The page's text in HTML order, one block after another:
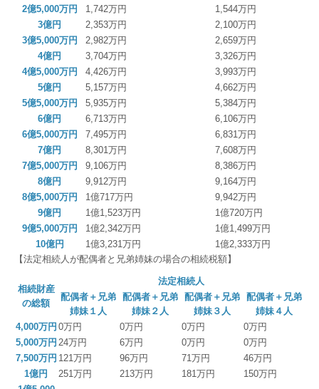
2億5,000万円
1,742万円
1,544万円
3億円
2,353万円
2,100万円
3億5,000万円
2,982万円
2,659万円
4億円
3,704万円
3,326万円
4億5,000万円
4,426万円
3,993万円
5億円
5,157万円
4,662万円
5億5,000万円
5,935万円
5,384万円
6億円
6,713万円
6,106万円
6億5,000万円
7,495万円
6,831万円
7億円
8,301万円
7,608万円
7億5,000万円
9,106万円
8,386万円
8億円
9,912万円
9,164万円
8億5,000万円
1億717万円
9,942万円
9億円
1億1,523万円
1億720万円
9億5,000万円
1億2,342万円
1億1,499万円
10億円
1億3,231万円
1億2,333万円
【法定相続人が配偶者と兄弟姉妹の場合の相続税額】
相続財産
の総額
法定相続人
配偶者＋兄弟
姉妹１人
配偶者＋兄弟
姉妹２人
配偶者＋兄弟
姉妹３人
配偶者＋兄弟
姉妹４人
4,000万円 0万円 0万円 0万円
0万円
5,000万円 24万円 6万円 0万円
0万円
7,500万円 121万円 96万円 71万円
46万円
1億円
251万円 213万円 181万円
150万円